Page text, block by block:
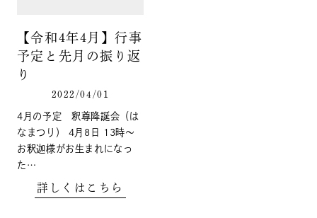
【令和4年4月】行事
予定と先月の振り返
り
2022/04/01
4月の予定 釈尊降誕会（は
なまつり） 4月8日 13時～
お釈迦様がお生まれになっ
た…
詳しくはこちら